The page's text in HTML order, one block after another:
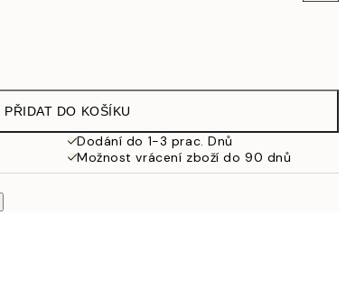
PŘIDAT DO KOŠÍKU
Dodání do 1-3 prac. Dnů
Možnost vrácení zboží do 90 dnů